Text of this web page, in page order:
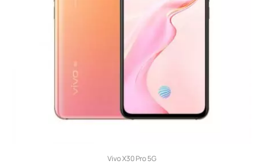
Vivo X30 Pro 5G